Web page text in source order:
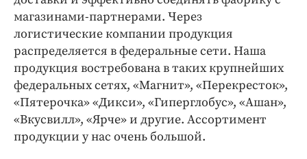
магазинами-партнерами. Через
логистические компании продукция
распределяется в федеральные сети. Наша
продукция востребована в таких крупнейших
федеральных сетях, «Магнит», «Перекресток»,
«Пятерочка» «Дикси», «Гиперглобус», «Ашан»,
«Вкусвилл», «Ярче» и другие. Ассортимент
продукции у нас очень большой.